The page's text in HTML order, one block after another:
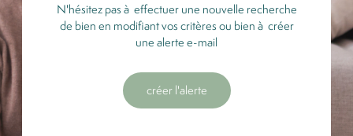
N'hésitez pas à effectuer une nouvelle recherche
de bien en modifiant vos critères ou bien à créer
une alerte e-mail
créer l'alerte